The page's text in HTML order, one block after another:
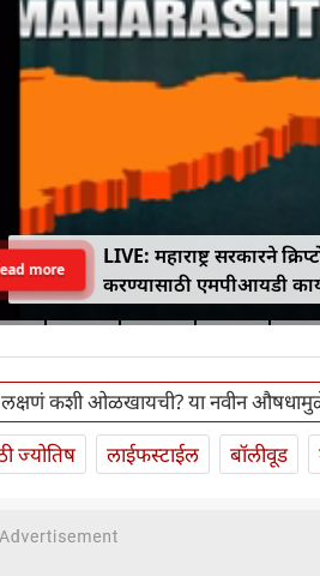
LIVE: महाराष्ट्र सरकारने
करण्यासाठी एमपीआयडी
more
लक्षणं कशी ओळखायची? या नवीन
ज्योतिष लाईफस्टाईल बॉलीवूड